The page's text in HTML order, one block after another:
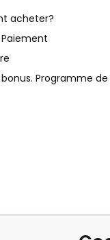
acheter?
Programme de